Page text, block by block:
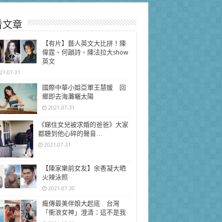
文章
【有片】藝人英文大比拼！陳
偉霆、何韻詩、陳法拉大show
英文
07-31
國際中華小姐亞軍王慧媛 回
鄉即去海灘曬太陽
2021-07-31
《睇住女兒被求婚的爸爸》大家
都聽到他心碎的聲音…
2021-07-31
【陳家樂前女友】余香凝大晒
火辣泳照
2021-07-30
瘋傳最美伴娘大起底 台灣
「衝浪女神」澄清：這不是我